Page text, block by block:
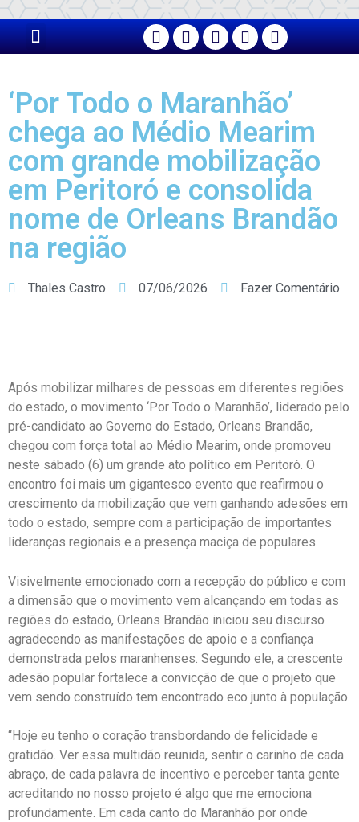
‘Por Todo o Maranhão’
chega ao Médio Mearim
com grande mobilização
em Peritoró e consolida
nome de Orleans Brandão
na região
Thales Castro 07/06/2026 Fazer Comentário
Após mobilizar milhares de pessoas em diferentes regiões
do estado, o movimento ‘Por Todo o Maranhão’, liderado pelo
pré-candidato ao Governo do Estado, Orleans Brandão,
chegou com força total ao Médio Mearim, onde promoveu
neste sábado (6) um grande ato político em Peritoró. O
encontro foi mais um gigantesco evento que reafirmou o
crescimento da mobilização que vem ganhando adesões em
todo o estado, sempre com a participação de importantes
lideranças regionais e a presença maciça de populares.
Visivelmente emocionado com a recepção do público e com
a dimensão que o movimento vem alcançando em todas as
regiões do estado, Orleans Brandão iniciou seu discurso
agradecendo as manifestações de apoio e a confiança
demonstrada pelos maranhenses. Segundo ele, a crescente
adesão popular fortalece a convicção de que o projeto que
vem sendo construído tem encontrado eco junto à população.
“Hoje eu tenho o coração transbordando de felicidade e
gratidão. Ver essa multidão reunida, sentir o carinho de cada
abraço, de cada palavra de incentivo e perceber tanta gente
acreditando no nosso projeto é algo que me emociona
profundamente. Em cada canto do Maranhão por onde